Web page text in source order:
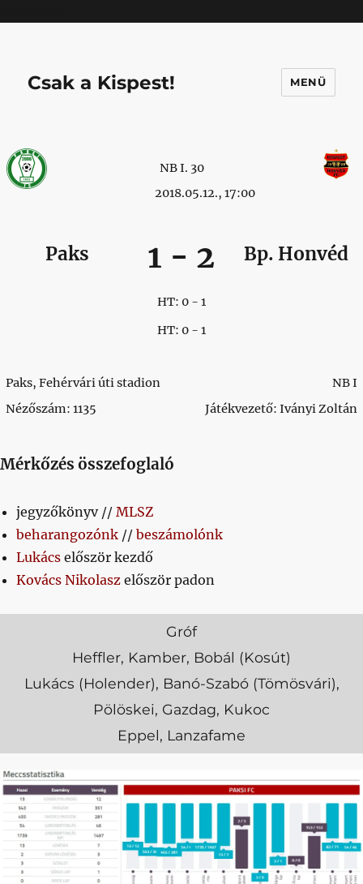
Csak a Kispest! MENÜ
NB I. 30
2018.05.12., 17:00
Paks 1 - 2 Bp. Honvéd
HT: 0 - 1
HT: 0 - 1
Paks, Fehérvári úti stadion
Nézőszám: 1135
NB I
Játékvezető: Iványi Zoltán
Mérkőzés összefoglaló
jegyzőkönyv // MLSZ
beharangozónk // beszámolónk
Lukács először kezdő
Kovács Nikolasz először padon
Gróf
Heffler, Kamber, Bobál (Kosút)
Lukács (Holender), Banó-Szabó (Tömösvári),
Pölöskei, Gazdag, Kukoc
Eppel, Lanzafame